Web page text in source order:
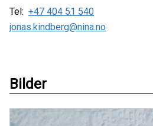
Tel: +47 404 51 540
jonas.kindberg@nina.no
Bilder